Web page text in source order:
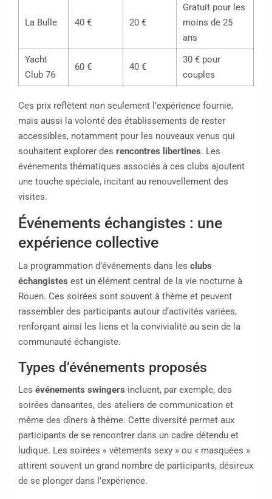
La Bulle 40 € 20 €
Gratuit pour les
moins de 25
ans
Yacht
Club 76
60 € 40 €
30 € pour
couples
Ces prix reflètent non seulement l’expérience fournie,
mais aussi la volonté des établissements de rester
accessibles, notamment pour les nouveaux venus qui
souhaitent explorer des rencontres libertines. Les
événements thématiques associés à ces clubs ajoutent
une touche spéciale, incitant au renouvellement des
visites.
Événements échangistes : une
expérience collective
La programmation d’événements dans les clubs
échangistes est un élément central de la vie nocturne à
Rouen. Ces soirées sont souvent à thème et peuvent
rassembler des participants autour d’activités variées,
renforçant ainsi les liens et la convivialité au sein de la
communauté échangiste.
Types d’événements proposés
Les événements swingers incluent, par exemple, des
soirées dansantes, des ateliers de communication et
même des dîners à thème. Cette diversité permet aux
participants de se rencontrer dans un cadre détendu et
ludique. Les soirées « vêtements sexy » ou « masquées »
attirent souvent un grand nombre de participants, désireux
de se plonger dans l’expérience.